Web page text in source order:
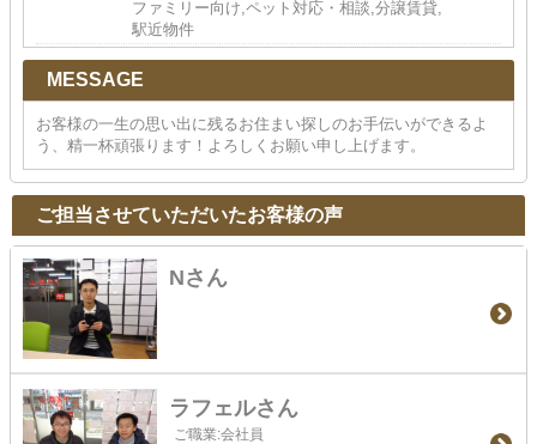
ファミリー向け,ペット対応・相談,分譲賃貸,
駅近物件
MESSAGE
お客様の一生の思い出に残るお住まい探しのお手伝いができるよ
う、精一杯頑張ります！よろしくお願い申し上げます。
ご担当させていただいたお客様の声
Nさん
ラフェルさん
ご職業:会社員